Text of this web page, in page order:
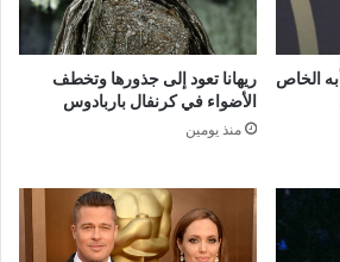
الخاص
ريهانا تعود إلى جذورها وتخطف
الأضواء في كرنفال باربادوس
منذ يومين